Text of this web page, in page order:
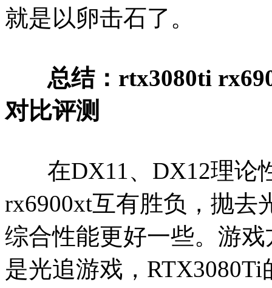
就是以卵击石了。
总结：rtx3080ti
对比评测
在DX11、DX12理论
rx6900xt互有胜负，抛去
综合性能更好一些。游
是光追游戏，